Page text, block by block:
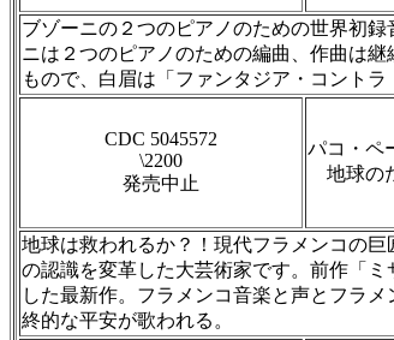
ブゾーニの２つのピアノのための世界初
ニは２つのピアノのための編曲、作曲は
もので、白眉は「ファンタジア・コント
CDC 5045572
\2200
発売中止
パコ・ペ
地球の
地球は救われるか？！現代フラメンコの
の認識を変革した大芸術家です。前作「
した最新作。フラメンコ音楽と声とフラ
終的な平安が歌われる。